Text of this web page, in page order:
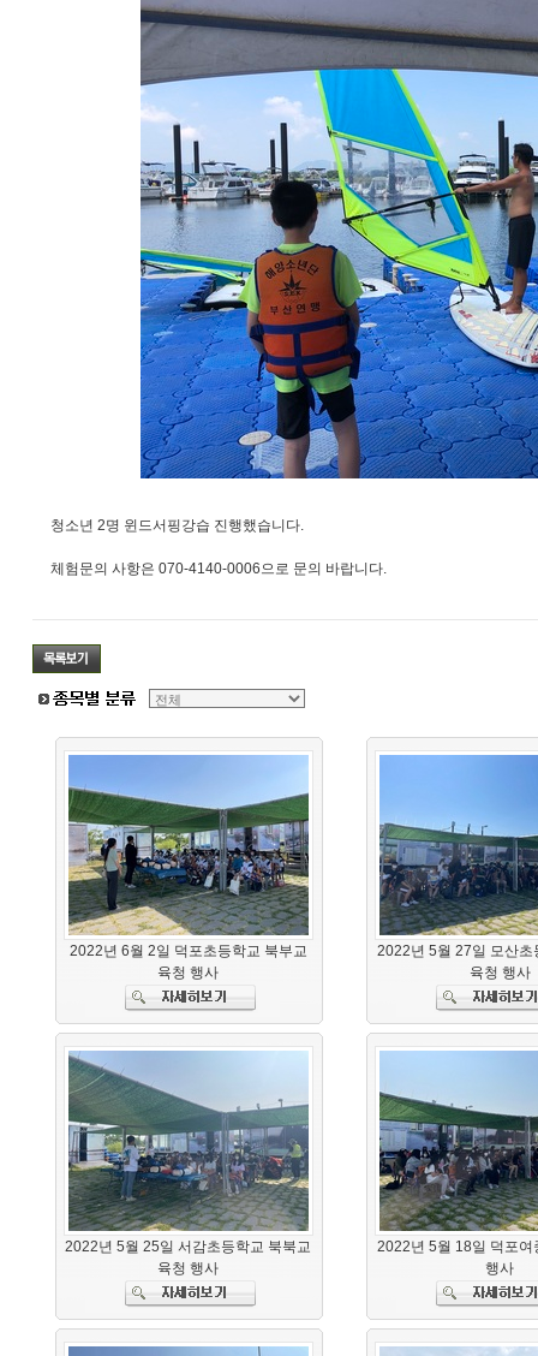
청소년 2명 윈드서핑강습 진행했습니다.
체험문의 사항은 070-4140-0006으로 문의 바랍니다.
2022년 6월 2일 덕포초등학교 북부교
육청 행사
2022년 5월 27일 모산초
육청 행사
2022년 5월 25일 서감초등학교 북북교
육청 행사
2022년 5월 18일 덕포여
행사